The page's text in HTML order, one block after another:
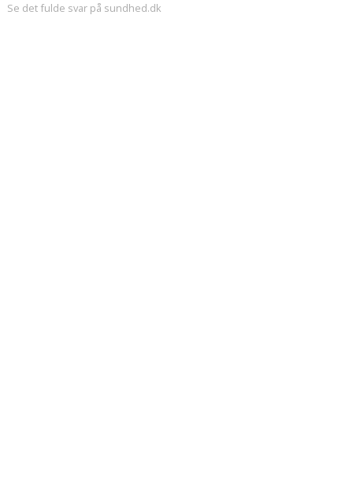
Se det fulde svar på sundhed.dk